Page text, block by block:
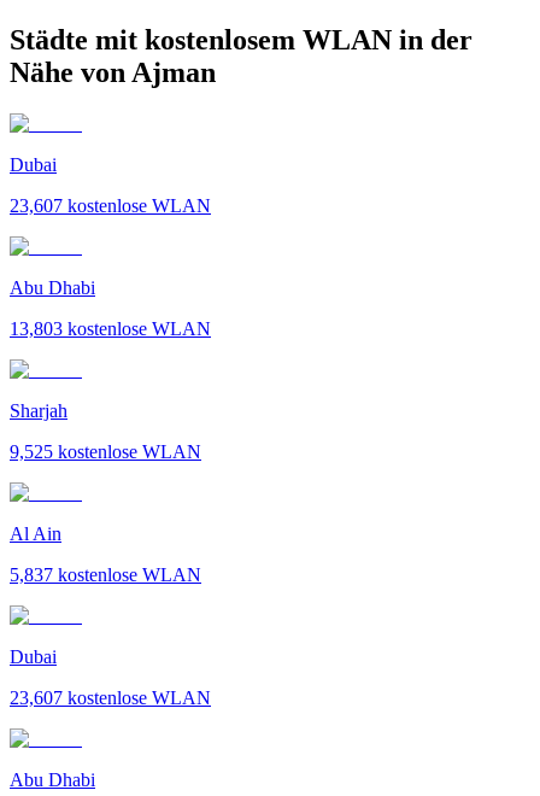
Städte mit kostenlosem WLAN in der
Nähe von Ajman
Dubai
23,607 kostenlose WLAN
Abu Dhabi
13,803 kostenlose WLAN
Sharjah
9,525 kostenlose WLAN
Al Ain
5,837 kostenlose WLAN
Dubai
23,607 kostenlose WLAN
Abu Dhabi